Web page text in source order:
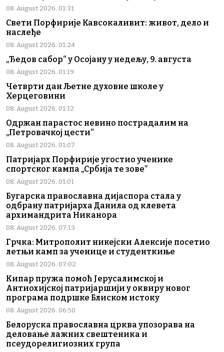
08. August 2026. 01:31
Свети Порфирије Кавсокаливит: живот, дело и
наслеђе
08. August 2026. 01:24
„Ђедов сабор“ у Осојану у недељу, 9. августа
08. August 2026. 01:19
Четврти дан Љетне духовне школе у
Херцеговини
08. August 2026. 01:12
Одржан парастос невино пострадалим на
„Петровачкој цести“
08. August 2026. 01:07
Патријарх Порфирије угостио ученике
спортског кампа „Србија те зове”
08. August 2026. 01:01
Бугарска православна дијаспора стала у
одбрану патријарха Данила од клевета
архимандрита Никанора
08. August 2026. 07:13
Грчка: Митрополит никејски Алексије посетио
летњи камп за ученице и студенткиње
08. August 2026. 07:02
Кипар пружа помоћ Јерусалимској и
Антиохијској патријаршији у оквиру новог
програма подршке Блиском истоку
08. August 2026. 06:50
Белоруска православна црква упозорава на
деловање лажних свештеника и
псеудорелигиозних група